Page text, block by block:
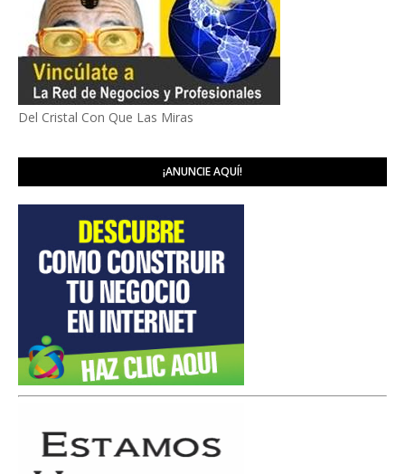
Del Cristal Con Que Las Miras
¡ANUNCIE AQUÍ!